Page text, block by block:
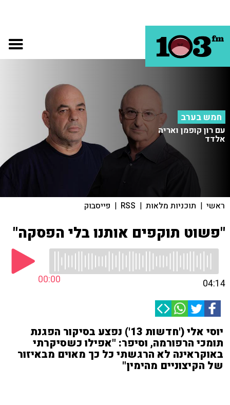
חמש בערב
עם רון קופמן ואריה
אלדד
ראשי | תוכניות מלאות |
RSS
| פייסבוק
"פשוט תוקפים אותנו בלי הפסקה"
00:00 04:14
יוסי אלי ('חדשות 13') נפצע בסיקור הפגנת
תומכי הרפורמה, וסיפר: "אפילו כשסיקרתי
באוקראינה לא הרגשתי כל כך מאוים מבאיזור
של הקיצוניים מהימין"